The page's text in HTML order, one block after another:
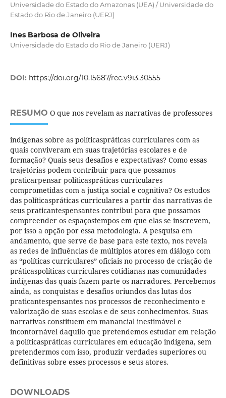
Universidade do Estado do Amazonas (UEA) / Universidade do
Estado do Rio de Janeiro (UERJ)
Ines Barbosa de Oliveira
Universidade do Estado do Rio de Janeiro (UERJ)
DOI: https://doi.org/10.15687/rec.v9i3.30555
RESUMO O que nos revelam as narrativas de professores
indígenas sobre as políticaspráticas curriculares com as
quais conviveram em suas trajetórias escolares e de
formação? Quais seus desafios e expectativas? Como essas
trajetórias podem contribuir para que possamos
praticarpensar políticaspráticas curriculares
comprometidas com a justiça social e cognitiva? Os estudos
das políticaspráticas curriculares a partir das narrativas de
seus praticantespensantes contribui para que possamos
compreender os espaçostempos em que elas se inscrevem,
por isso a opção por essa metodologia. A pesquisa em
andamento, que serve de base para este texto, nos revela
as redes de influências de múltiplos atores em diálogo com
as “políticas curriculares” oficiais no processo de criação de
práticaspolíticas curriculares cotidianas nas comunidades
indígenas das quais fazem parte os narradores. Percebemos
ainda, as conquistas e desafios oriundos das lutas dos
praticantespensantes nos processos de reconhecimento e
valorização de suas escolas e de seus conhecimentos. Suas
narrativas constituem em manancial inestimável e
incontornável daquilo que pretendemos estudar em relação
a políticaspráticas curriculares em educação indígena, sem
pretendermos com isso, produzir verdades superiores ou
definitivas sobre esses processos e seus atores.
DOWNLOADS